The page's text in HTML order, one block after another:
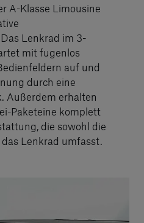
A-Klasse Limousine
Lenkrad im 3-
mit fugenlos
auf und
durch eine
Außerdem erhalten
Paketeine komplett
die sowohl die
Lenkrad umfasst.